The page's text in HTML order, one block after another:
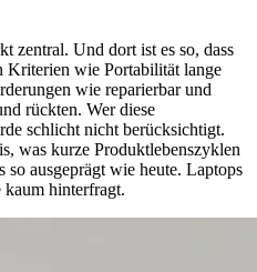
zentral. Und dort ist es so, dass
Kriterien wie Portabilität lange
wie reparierbar und
rückten. Wer diese
schlicht nicht berücksichtigt.
was kurze Produktlebenszyklen
ausgeprägt wie heute. Laptops
kaum hinterfragt.